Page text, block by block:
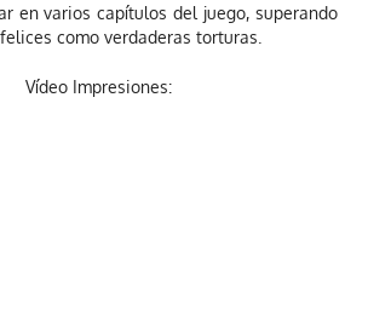
en varios capítulos del juego, superando
como verdaderas torturas.
Vídeo Impresiones: